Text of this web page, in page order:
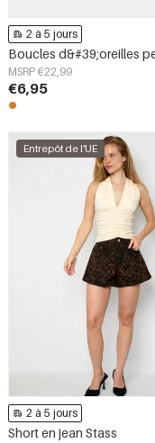
2 à 5 jours
MSRP €22,99
€6,95
Entrepôt de l'UE
2 à 5 jours
Short en jean Stass